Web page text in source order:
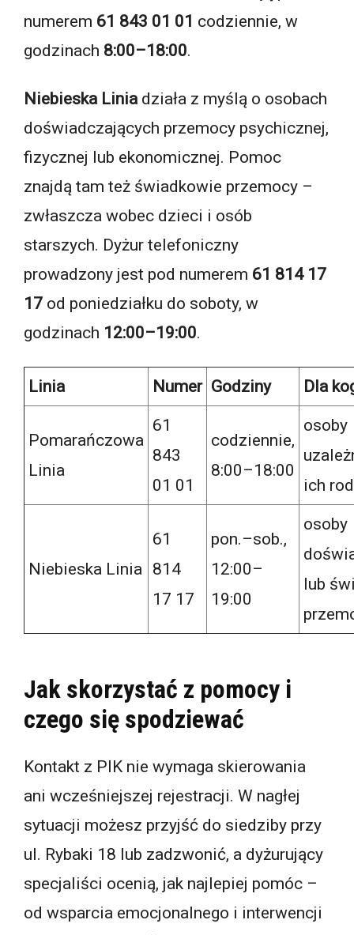
numerem 61 843 01 01 codziennie, w
godzinach 8:00–18:00.
Niebieska Liniadziała z myślą o osobach
doświadczających przemocy psychicznej,
fizycznej lub ekonomicznej. Pomoc
znajdą tam też świadkowie przemocy –
zwłaszcza wobec dzieci i osób
starszych. Dyżur telefoniczny
prowadzony jest pod numerem 61 814 17
17 od poniedziałku do soboty, w
godzinach 12:00–19:00.
Linia Numer Godziny Dla
Pomarańczowa
Linia
61
843
01 01
codziennie,
8:00–18:00
osoby
ich
Niebieska Linia
61
814
17 17
pon.–sob.,
12:00–
19:00
osoby
lub
Jak skorzystać z pomocy i
czego się spodziewać
Kontakt z PIK nie wymaga skierowania
ani wcześniejszej rejestracji. W nagłej
sytuacji możesz przyjść do siedziby przy
ul. Rybaki 18 lub zadzwonić, a dyżurujący
specjaliści ocenią, jak najlepiej pomóc –
od wsparcia emocjonalnego i interwencji